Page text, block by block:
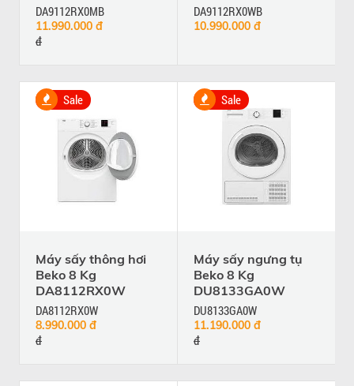
DA9112RX0MB
11.990.000 đ
đ
DA9112RX0WB
10.990.000 đ
Sale
Máy sấy thông hơi
Beko 8 Kg
DA8112RX0W
DA8112RX0W
8.990.000 đ
đ
Sale
Máy sấy ngưng tụ
Beko 8 Kg
DU8133GA0W
DU8133GA0W
11.190.000 đ
đ